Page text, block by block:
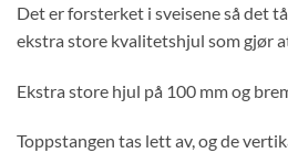
Det er forsterket i sveisene så det
ekstra store kvalitetshjul som gjør
Ekstra store hjul på 100 mm og
Toppstangen tas lett av, og de